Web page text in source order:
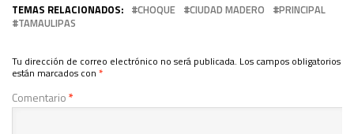
TEMAS RELACIONADOS: CHOQUE CIUDAD MADERO
PRINCIPAL
TAMAULIPAS
Tu dirección de correo electrónico no será publicada. Los campos obligatorios
están marcados con *
Comentario*